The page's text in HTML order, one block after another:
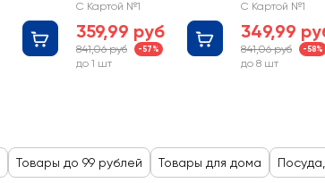
Арт. TKP-515
С Картой №1
359,99 руб
841,06 руб -57%
до 1 шт
пищевой
С Картой №1
349,99
841,06 руб -58%
до 8 шт
Товары до 99 рублей Товары для дома